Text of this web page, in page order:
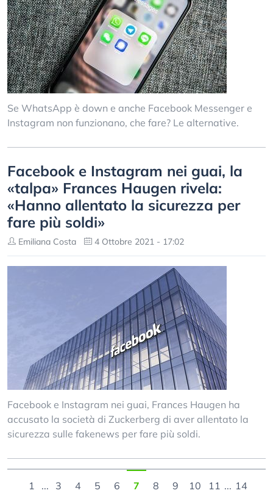
Se WhatsApp è down e anche Facebook Messenger e
Instagram non funzionano, che fare? Le alternative.
Facebook e Instagram nei guai, la
«talpa» Frances Haugen rivela:
«Hanno allentato la sicurezza per
fare più soldi»
Emiliana Costa 4 Ottobre 2021 - 17:02
Facebook e Instagram nei guai, Frances Haugen ha
accusato la società di Zuckerberg di aver allentato la
sicurezza sulle fakenews per fare più soldi.
1 ... 3 4 5 6 7 8 9 10 11 ... 14